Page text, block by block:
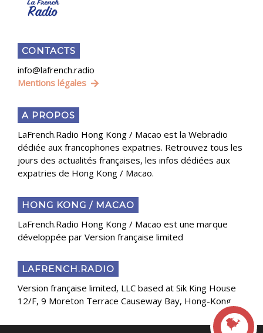
CONTACTS
info@lafrench.radio
Mentions légales
A PROPOS
LaFrench.Radio Hong Kong / Macao est la Webradio
dédiée aux francophones expatries. Retrouvez tous les
jours des actualités françaises, les infos dédiées aux
expatries de Hong Kong / Macao.
HONG KONG / MACAO
LaFrench.Radio Hong Kong / Macao est une marque
développée par Version française limited
LAFRENCH.RADIO
Version française limited, LLC based at Sik King House
12/F, 9 Moreton Terrace Causeway Bay, Hong-Kong